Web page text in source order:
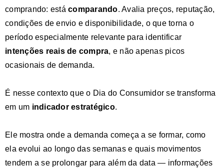
comprando: está comparando. Avalia preços, reputação,
condições de envio e disponibilidade, o que torna o
período especialmente relevante para identificar
intenções reais de compra, e não apenas picos
ocasionais de demanda.
É nesse contexto que o Dia do Consumidor se transforma
em um indicador estratégico.
Ele mostra onde a demanda começa a se formar, como
ela evolui ao longo das semanas e quais movimentos
tendem a se prolongar para além da data — informações